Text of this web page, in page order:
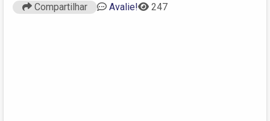
Compartilhar Avalie! 247